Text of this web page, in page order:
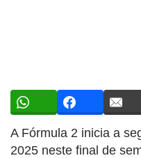
A Fórmula 2 inicia a
2025 neste final de